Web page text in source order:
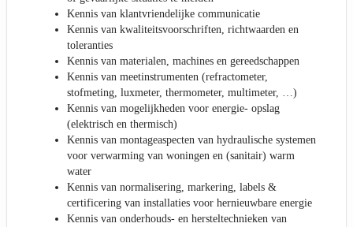
Kennis van klantvriendelijke communicatie
Kennis van kwaliteitsvoorschriften, richtwaarden en
toleranties
Kennis van materialen, machines en gereedschappen
Kennis van meetinstrumenten (refractometer,
stofmeting, luxmeter, thermometer, multimeter, …)
Kennis van mogelijkheden voor energie- opslag
(elektrisch en thermisch)
Kennis van montageaspecten van hydraulische systemen
voor verwarming van woningen en (sanitair) warm
water
Kennis van normalisering, markering, labels &
certificering van installaties voor hernieuwbare energie
Kennis van onderhouds- en hersteltechnieken van